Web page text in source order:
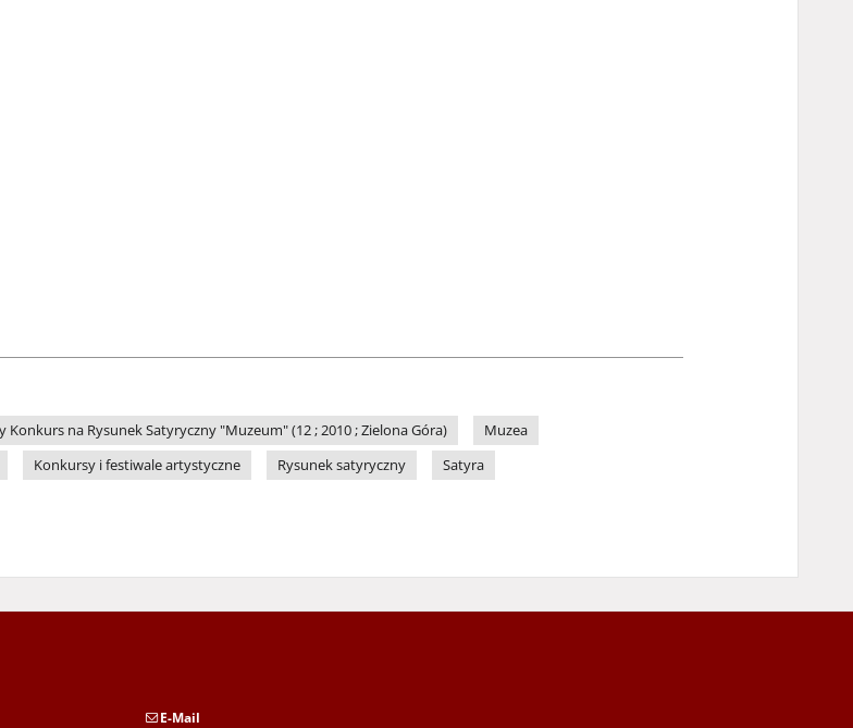
na Rysunek Satyryczny "Muzeum" (12 ; 2010 ; Zielona Góra)
Muzea
Konkursy i festiwale artystyczne Rysunek satyryczny Satyra
E-Mail